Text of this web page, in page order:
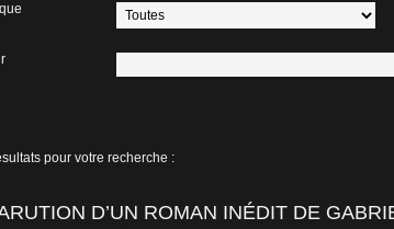
pour votre recherche :
D’UN ROMAN INÉDIT DE